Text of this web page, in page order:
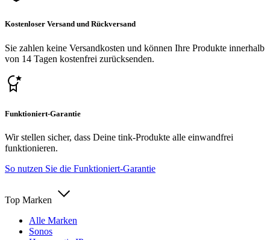
Kostenloser Versand und Rückversand
Sie zahlen keine Versandkosten und können Ihre Produkte innerhalb
von 14 Tagen kostenfrei zurücksenden.
Funktioniert-Garantie
Wir stellen sicher, dass Deine tink-Produkte alle einwandfrei
funktionieren.
So nutzen Sie die Funktioniert-Garantie
Top Marken
Alle Marken
Sonos